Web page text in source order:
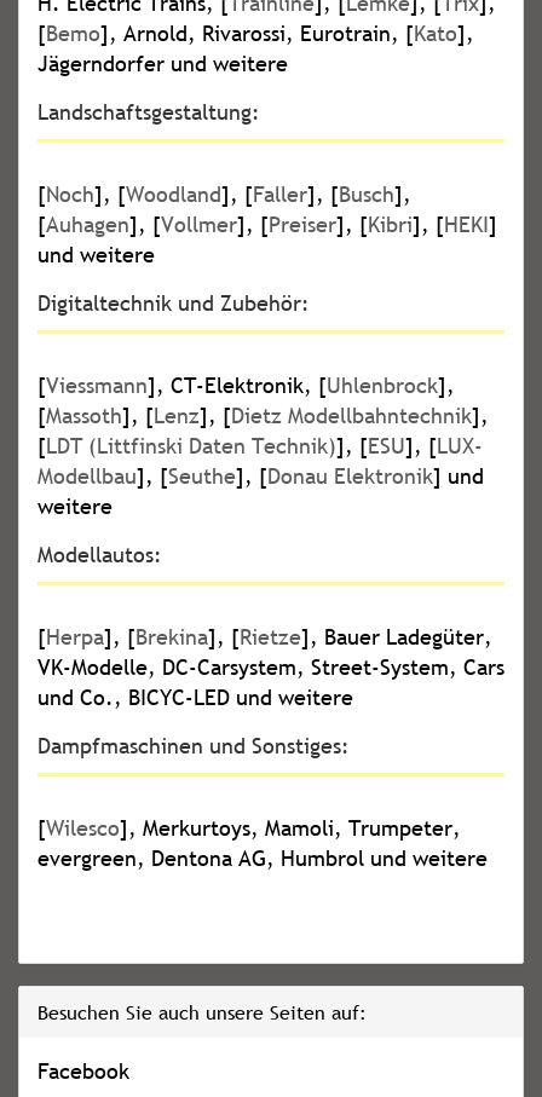
[Bemo], Arnold, Rivarossi, Eurotrain, [Kato],
Jägerndorfer und weitere
Landschaftsgestaltung:
[Noch], [Woodland], [Faller], [Busch],
[Auhagen], [Vollmer], [Preiser], [Kibri], [HEKI]
und weitere
Digitaltechnik und Zubehör:
[Viessmann], CT-Elektronik, [Uhlenbrock],
[Massoth], [Lenz], [Dietz Modellbahntechnik],
[LDT (Littfinski Daten Technik)], [ESU], [LUX-
Modellbau], [Seuthe], [Donau Elektronik] und
weitere
Modellautos:
[Herpa], [Brekina], [Rietze], Bauer Ladegüter,
VK-Modelle, DC-Carsystem, Street-System, Cars
und Co., BICYC-LED und weitere
Dampfmaschinen und Sonstiges:
[Wilesco], Merkurtoys, Mamoli, Trumpeter,
evergreen, Dentona AG, Humbrol und weitere
Besuchen Sie auch unsere Seiten auf:
Facebook